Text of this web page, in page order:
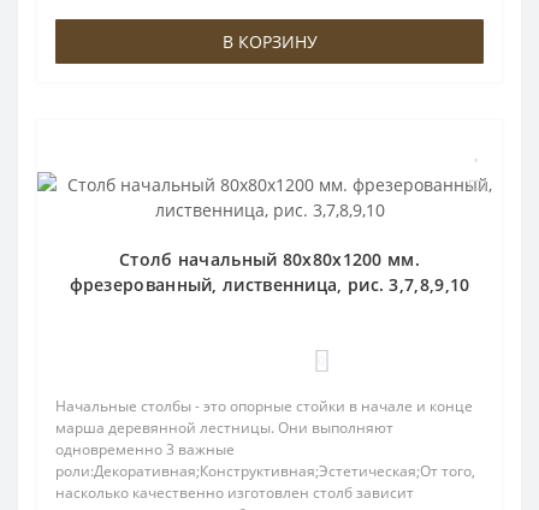
В КОРЗИНУ
Столб начальный 80х80х1200 мм.
фрезерованный, лиственница, рис. 3,7,8,9,10
Начальные столбы - это опорные стойки в начале и конце
марша деревянной лестницы. Они выполняют
одновременно 3 важные
роли:Декоративная;Конструктивная;Эстетическая;От того,
насколько качественно изготовлен столб зависит